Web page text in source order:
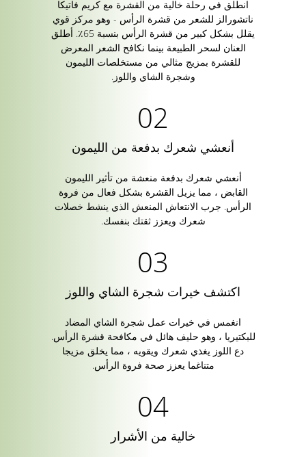
انطلق في رحلة خالية من القشرة مع كريم فاتيكا
ناتشورالز للشعر من قشرة الرأس - وهو مركز قوي
يقلل بشكل كبير من قشرة الرأس بنسبة 65٪. أطلق
العنان لسحر الطبيعة بينما نكافح الشعر المعرض
للقشرة بمزيج مثالي من مستخلصات الليمون
وشجرة الشاي واللوز.
أنعشي شعرك بدفعة من الليمون
أنعشي شعرك بدفعة منعشة من تأثير الليمون
القابض ، مما يزيل القشرة بشكل فعال من فروة
الرأس. جرب الانتعاش المنعش الذي ينشط خصلات
شعرك ويعزز ثقتك بنفسك.
اكتشف خيرات شجرة الشاي واللوز
انغمس في خيرات عمل شجرة الشاي المضاد
للبكتيريا ، وهو حليف هائل في مكافحة قشرة الرأس.
دع اللوز يغذي شعرك ويقويه ، مما يخلق مزيجا
متناغما يعزز صحة فروة الرأس.
خالية من الأشرار